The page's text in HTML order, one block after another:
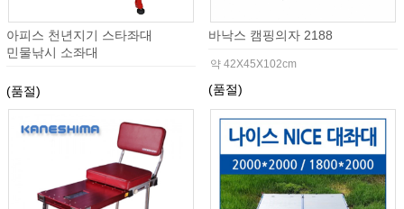
아피스 천년지기 스타좌대
민물낚시 소좌대
(품절)
바낙스 캠핑의자 2188
약 42X45X102cm
(품절)